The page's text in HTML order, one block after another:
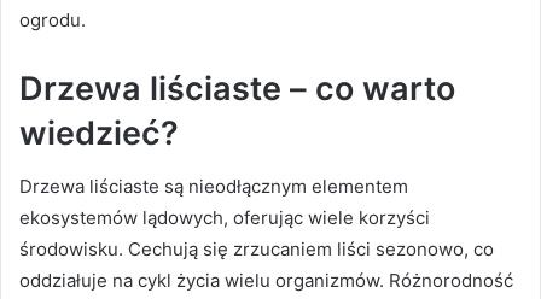
ogrodu.
Drzewa liściaste – co warto
wiedzieć?
Drzewa liściaste są nieodłącznym elementem
ekosystemów lądowych, oferując wiele korzyści
środowisku. Cechują się zrzucaniem liści sezonowo, co
oddziałuje na cykl życia wielu organizmów. Różnorodność